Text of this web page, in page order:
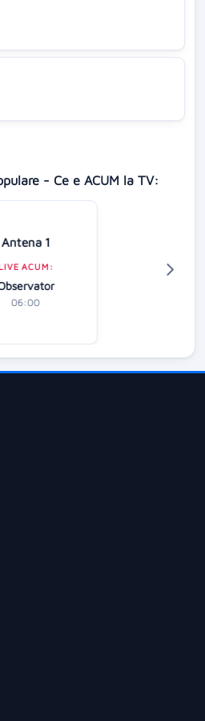
- Ce e ACUM la TV:
Antena 1
ACUM:
06:00